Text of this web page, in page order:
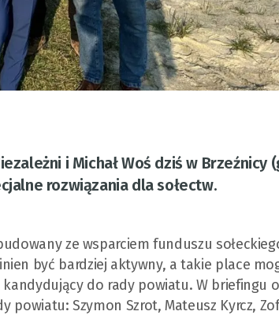
i Michał Woś dziś w Brzeźnicy
rozwiązania dla sołectw.
ze wsparciem funduszu
być bardziej aktywny, a takie place
kandydujący do rady powiatu. W briefingu
powiatu: Szymon Szrot, Mateusz Kyrcz,